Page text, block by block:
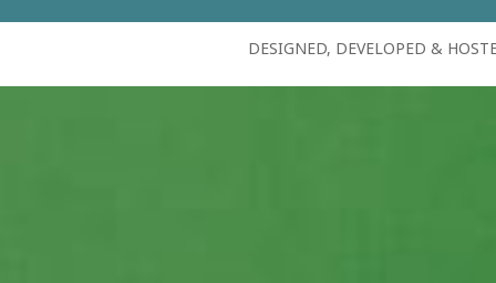
DESIGNED, DEVELOPED &